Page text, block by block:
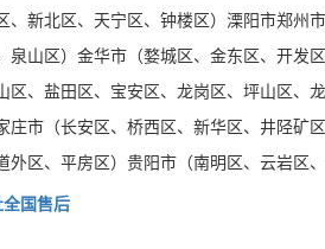
、新北区、天宁区、钟楼区）溧阳市郑
泉山区）金华市（婺城区、金东区、开发
区、盐田区、宝安区、龙岗区、坪山区、
庄市（长安区、桥西区、新华区、井陉矿
外区、平房区）贵阳市（南明区、云岩区
国售后